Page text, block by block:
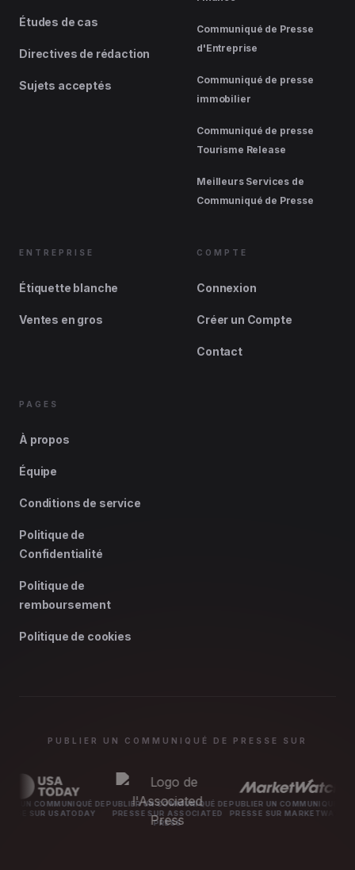
Études de cas
Directives de rédaction
Sujets acceptés
Communiqué de Presse
d'Entreprise
Communiqué de presse
immobilier
Communiqué de presse
Tourisme Release
Meilleurs Services de
Communiqué de Presse
ENTREPRISE
Étiquette blanche
Ventes en gros
COMPTE
Connexion
Créer un Compte
Contact
PAGES
À propos
Équipe
Conditions de service
Politique de
Confidentialité
Politique de
remboursement
Politique de cookies
PUBLIER UN COMMUNIQUÉ DE PRESSE SUR
DEPUBLIER UN COMMUNIQUÉ DE
PRESSE SUR ASSOCIATED
PUBLIER UN COMMUNIQUÉ DE
PRESSE SUR MARKETWATCH
PUBLIER UN
PRESSE